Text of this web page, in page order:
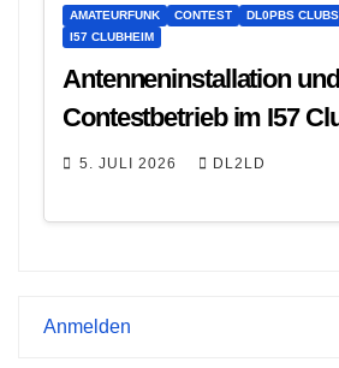
AMATEURFUNK CONTEST
DL0PBS
I57 CLUBHEIM
Antenneninstallation und
Contestbetrieb im I57
5. JULI 2026 DL2LD
Anmelden